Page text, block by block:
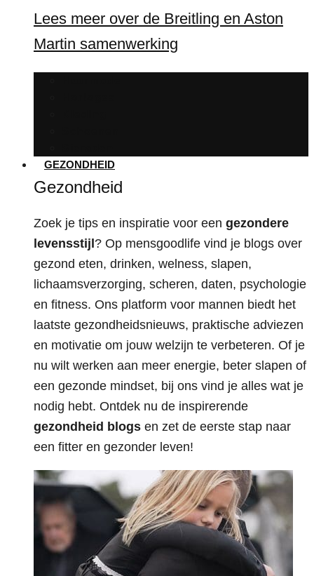
Lees meer over de Breitling en Aston
Martin samenwerking
GEZONDHEID
Gezondheid
Zoek je tips en inspiratie voor een gezondere
levensstijl ? Op mensgoodlife vind je blogs over
gezond eten, drinken, welness, slapen,
lichaamsverzorging, scheren, daten, psychologie
en fitness. Ons platform voor mannen biedt het
laatste gezondheidsnieuws, praktische adviezen
en motivatie om jouw welzijn te verbeteren. Of je
nu wilt werken aan meer energie, beter slapen of
een gezonde mindset, bij ons vind je alles wat je
nodig hebt. Ontdek nu de inspirerende
gezondheid blogs en zet de eerste stap naar
een fitter en gezonder leven!